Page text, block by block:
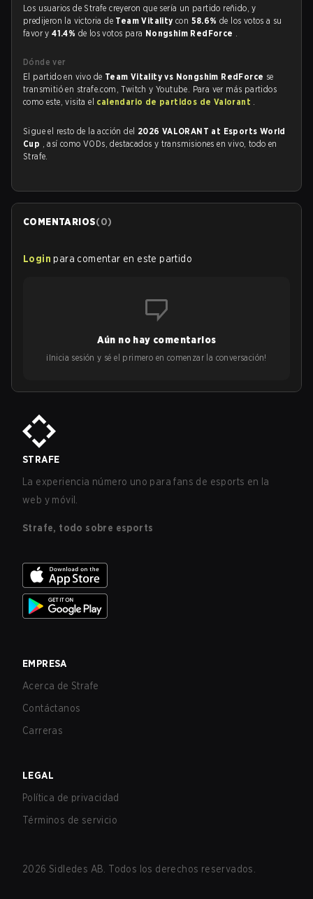
Los usuarios de Strafe creyeron que sería un partido reñido, y
predijeron la victoria de Team Vitalitycon 58.6%de los votos a su
favor y41.4% de los votos para Nongshim RedForce .
Dónde ver
El partido en vivo de Team Vitality vs Nongshim RedForce se
transmitió en strafe.com, Twitch y Youtube. Para ver más partidos
como este, visita el calendario de partidos de Valorant .
Sigue el resto de la acción del 2026 VALORANT at Esports World
Cup , así como VODs, destacados y transmisiones en vivo, todo en
Strafe.
COMENTARIOS(0)
Login para comentar en este partido
Aún no hay comentarios
¡Inicia sesión y sé el primero en comenzar la conversación!
STRAFE
La experiencia número uno para fans de esports en la
web y móvil.
Strafe, todo sobre esports
EMPRESA
Acerca de Strafe
Contáctanos
Carreras
LEGAL
Política de privacidad
Términos de servicio
2026 Sidledes AB. Todos los derechos reservados.